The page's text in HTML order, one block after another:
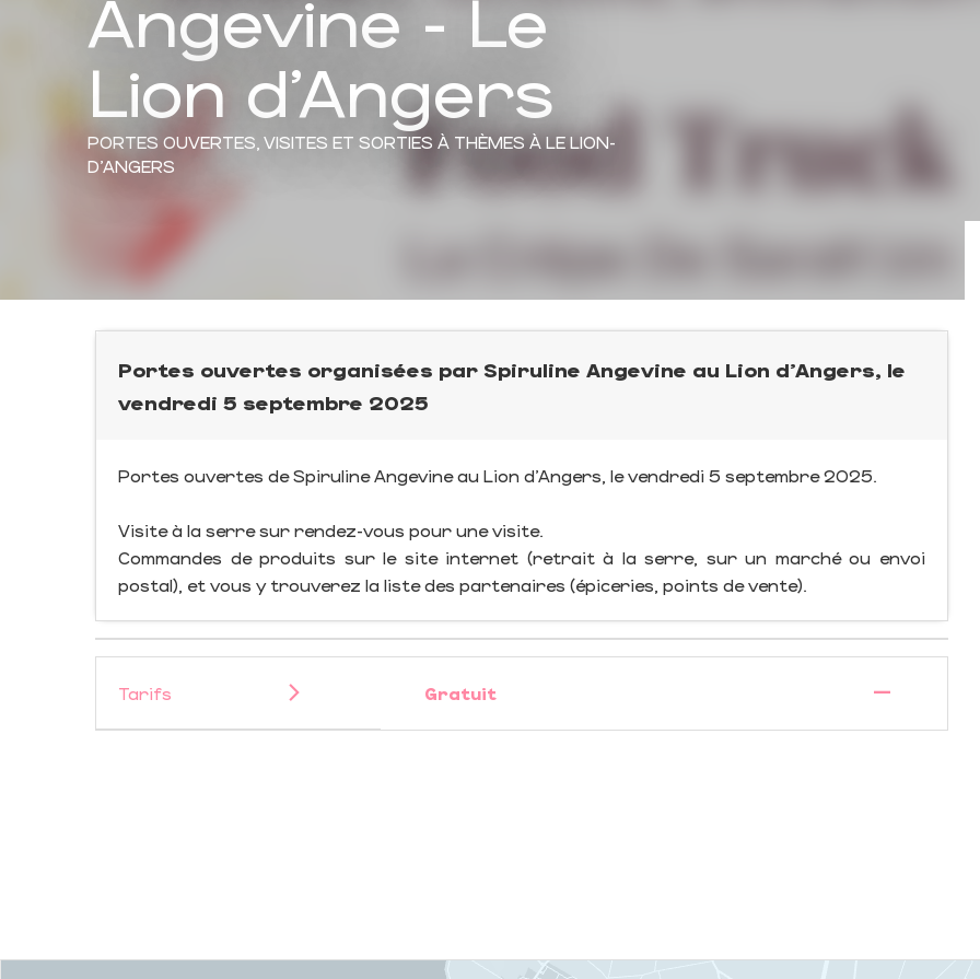
Angevine - Le
Lion d'Angers
PORTES OUVERTES, VISITES ET SORTIES À THÈMES À LE LION-
D'ANGERS
Portes ouvertes organisées par Spiruline Angevine au Lion d'Angers, le
vendredi 5 septembre 2025
Portes ouvertes de Spiruline Angevine au Lion d'Angers, le vendredi 5 septembre 2025.
Visite à la serre sur rendez-vous pour une visite.
Commandes de produits sur le site internet (retrait à la serre, sur un marché ou envoi
postal), et vous y trouverez la liste des partenaires (épiceries, points de vente).
Tarifs Gratuit —